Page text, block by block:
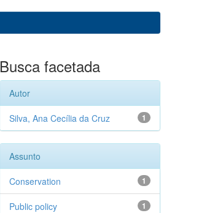
Busca facetada
Autor
1
Silva, Ana Cecília da Cruz
Assunto
1
Conservation
1
Public policy